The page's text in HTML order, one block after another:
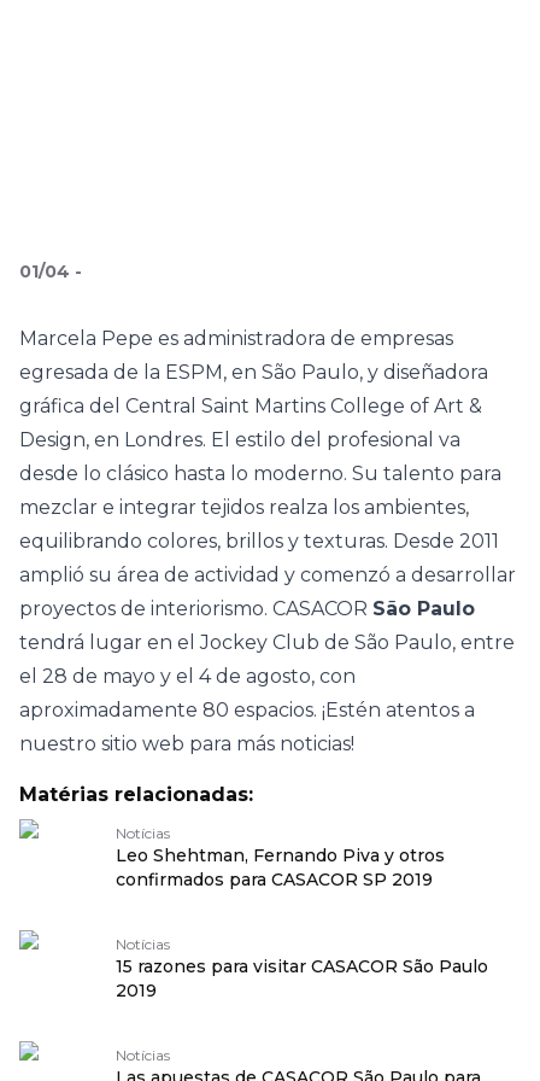
01/04 -
Marcela Pepe es administradora de empresas
egresada de la ESPM, en São Paulo, y diseñadora
gráfica del Central Saint Martins College of Art &
Design, en Londres. El estilo del profesional va
desde lo clásico hasta lo moderno. Su talento para
mezclar e integrar tejidos realza los ambientes,
equilibrando colores, brillos y texturas. Desde 2011
amplió su área de actividad y comenzó a desarrollar
proyectos de interiorismo. CASACOR São Paulo
tendrá lugar en el Jockey Club de São Paulo, entre
el 28 de mayo y el 4 de agosto, con
aproximadamente 80 espacios. ¡Estén atentos a
nuestro sitio web para más noticias!
Matérias relacionadas:
Notícias
Leo Shehtman, Fernando Piva y otros
confirmados para CASACOR SP 2019
Notícias
15 razones para visitar CASACOR São Paulo
2019
Notícias